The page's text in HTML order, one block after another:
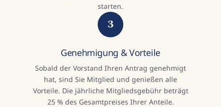
starten.
3
Genehmigung & Vorteile
Sobald der Vorstand Ihren Antrag genehmigt
hat, sind Sie Mitglied und genießen alle
Vorteile. Die jährliche Mitgliedsgebühr beträgt
25 % des Gesamtpreises Ihrer Anteile.